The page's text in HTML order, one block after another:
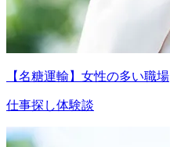
【名糖運輸】女性の多い職場
仕事探し体験談